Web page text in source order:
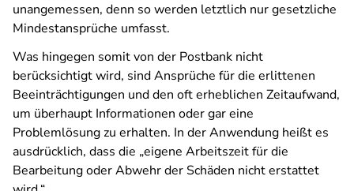
unangemessen, denn so werden letztlich nur gesetzliche
Mindestansprüche umfasst.
Was hingegen somit von der Postbank nicht
berücksichtigt wird, sind Ansprüche für die erlittenen
Beeinträchtigungen und den oft erheblichen Zeitaufwand,
um überhaupt Informationen oder gar eine
Problemlösung zu erhalten. In der Anwendung heißt es
ausdrücklich, dass die „eigene Arbeitszeit für die
Bearbeitung oder Abwehr der Schäden nicht erstattet